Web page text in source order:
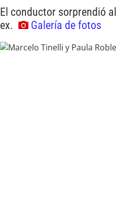
El conductor sorprendió
ex.
Galería de fotos